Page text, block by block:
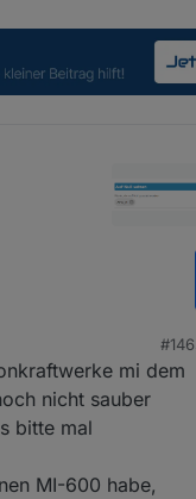
und einmal ohne
#146
mi dem
nicht sauber
bitte mal
MI-600 habe,